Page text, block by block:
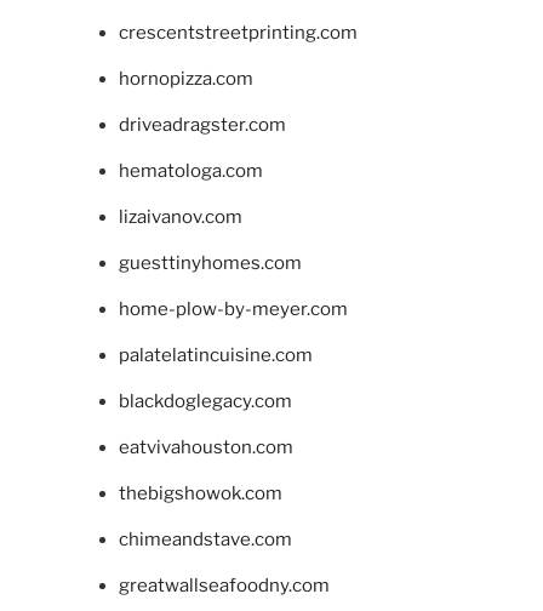
crescentstreetprinting.com
hornopizza.com
driveadragster.com
hematologa.com
lizaivanov.com
guesttinyhomes.com
home-plow-by-meyer.com
palatelatincuisine.com
blackdoglegacy.com
eatvivahouston.com
thebigshowok.com
chimeandstave.com
greatwallseafoodny.com